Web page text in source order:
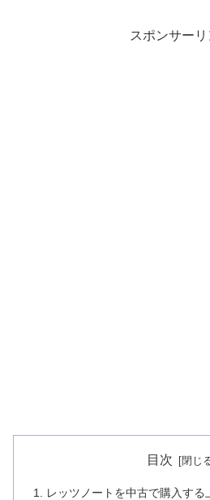
スポンサーリ
目次
レッツノートを中古で購入する